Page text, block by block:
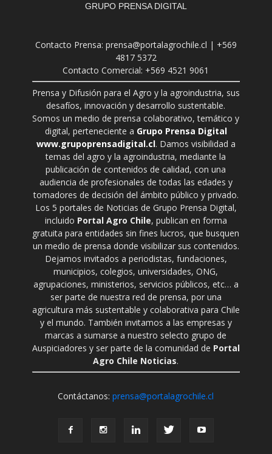
GRUPO PRENSA DIGITAL
Contacto Prensa: prensa@portalagrochile.cl | +569
4817 5372
Contacto Comercial: +569 4521 9061
Prensa y Difusión para el Agro y la agroindustria, sus
desafíos, innovación y desarrollo sustentable.
Somos un medio de prensa colaborativo, temático y
digital, perteneciente a Grupo Prensa Digital
www.grupoprensadigital.cl. Damos visibilidad a
temas del agro y la agroindustria, mediante la
publicación de contenidos de calidad, con una
audiencia de profesionales de todas las edades y
tomadores de decisión del ámbito público y privado.
Los 5 portales de Noticias de Grupo Prensa Digital,
incluido Portal Agro Chile, publican en forma
gratuita para entidades sin fines lucros, que busquen
un medio de prensa donde visibilizar sus contenidos.
Dejamos invitados a periodistas, fundaciones,
municipios, colegios, universidades, ONG,
agrupaciones, ministerios, servicios públicos, etc… a
ser parte de nuestra red de prensa, por una
agricultura más sustentable y colaborativa para Chile
y el mundo. También invitamos a las empresas y
marcas a sumarse a nuestro selecto grupo de
Auspiciadores y ser parte de la comunidad de Portal
Agro Chile Noticias.
Contáctanos:prensa@portalagrochile.cl